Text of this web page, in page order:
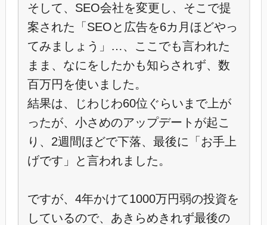
そして、SEO会社を変更し、そこで提
案された「SEOと広告を6カ月ほどやっ
てみましょう」…、ここでも言われた
まま、なにをしたかも知らされず、数
百万円を使いました。
結果は、じわじわ60位ぐらいまで上が
ったが、小さめのアップデートが起こ
り、2週間ほどで下落、最後に「お手上
げです」と言われました。
ですが、4年かけて1000万円弱の投資を
しているので、あきらめきれず最後の